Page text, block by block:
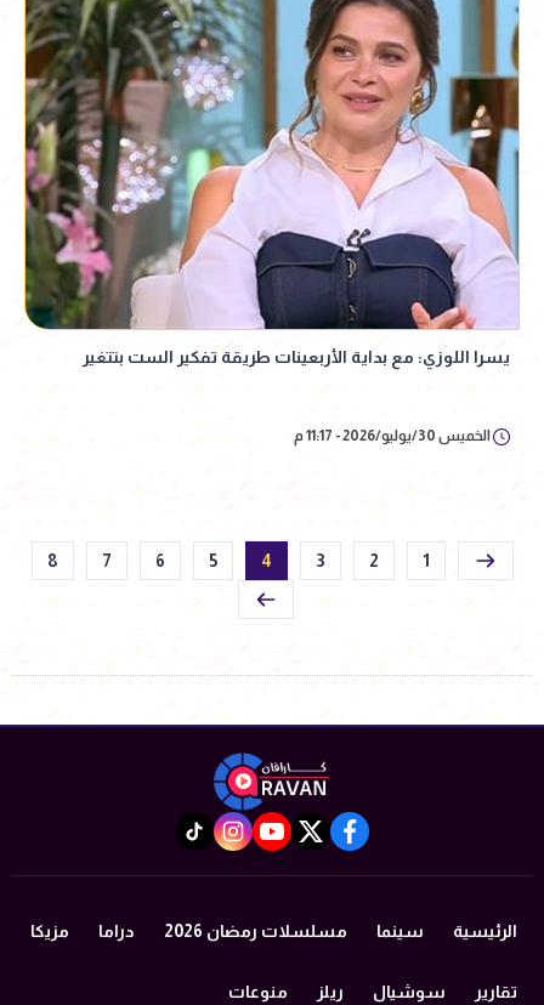
يسرا اللوزي: مع بداية الأربعينات طريقة تفكير الست بتتغير
الخميس 30/يوليو/2026 - 11:17 م
1
2
3
4
5
6
7
8
facebook
twitter
youtube
instagram
tiktok
الرئيسية سينما مسلسلات رمضان 2026 دراما مزيكا
تقارير سوشيال ريلز منوعات